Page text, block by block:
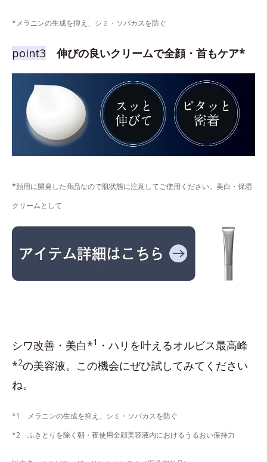
*メラニンの生成を抑え、シミ・ソバカスを防ぐ
point3 伸びの良いクリームで全顔・首もケア*
*顔用に開発した商品なので肌状態に注意してご使用ください。美白・保湿
クリームとして
シワ改善・美白*1 ・ハリを叶えるオルビス最高峰
*2の美容液。この機会にぜひ試してみてください
ね。
*1 メラニンの生成を抑え、シミ・ソバカスを防ぐ
*2 ふきとりを除く朝・夜使用全顔美容液内におけるうるおい保持力